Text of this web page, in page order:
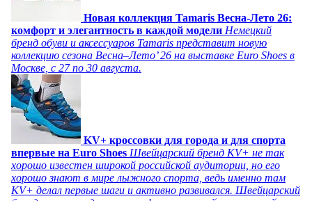
Новая коллекция Tamaris Весна-Лето 26:
комфорт и элегантность в каждой модели Немецкий
бренд обуви и аксессуаров Tamaris представит новую
коллекцию сезона Весна–Лето’ 26 на выставке Euro Shoes в
Москве, с 27 по 30 августа.
KV+ кроссовки для города и для спорта
впервые на Euro Shoes Швейцарский бренд KV+ не так
хорошо известен широкой российской аудитории, но его
хорошо знают в мире лыжного спорта, ведь именно там
KV+ делал первые шаги и активно развивался. Швейцарский